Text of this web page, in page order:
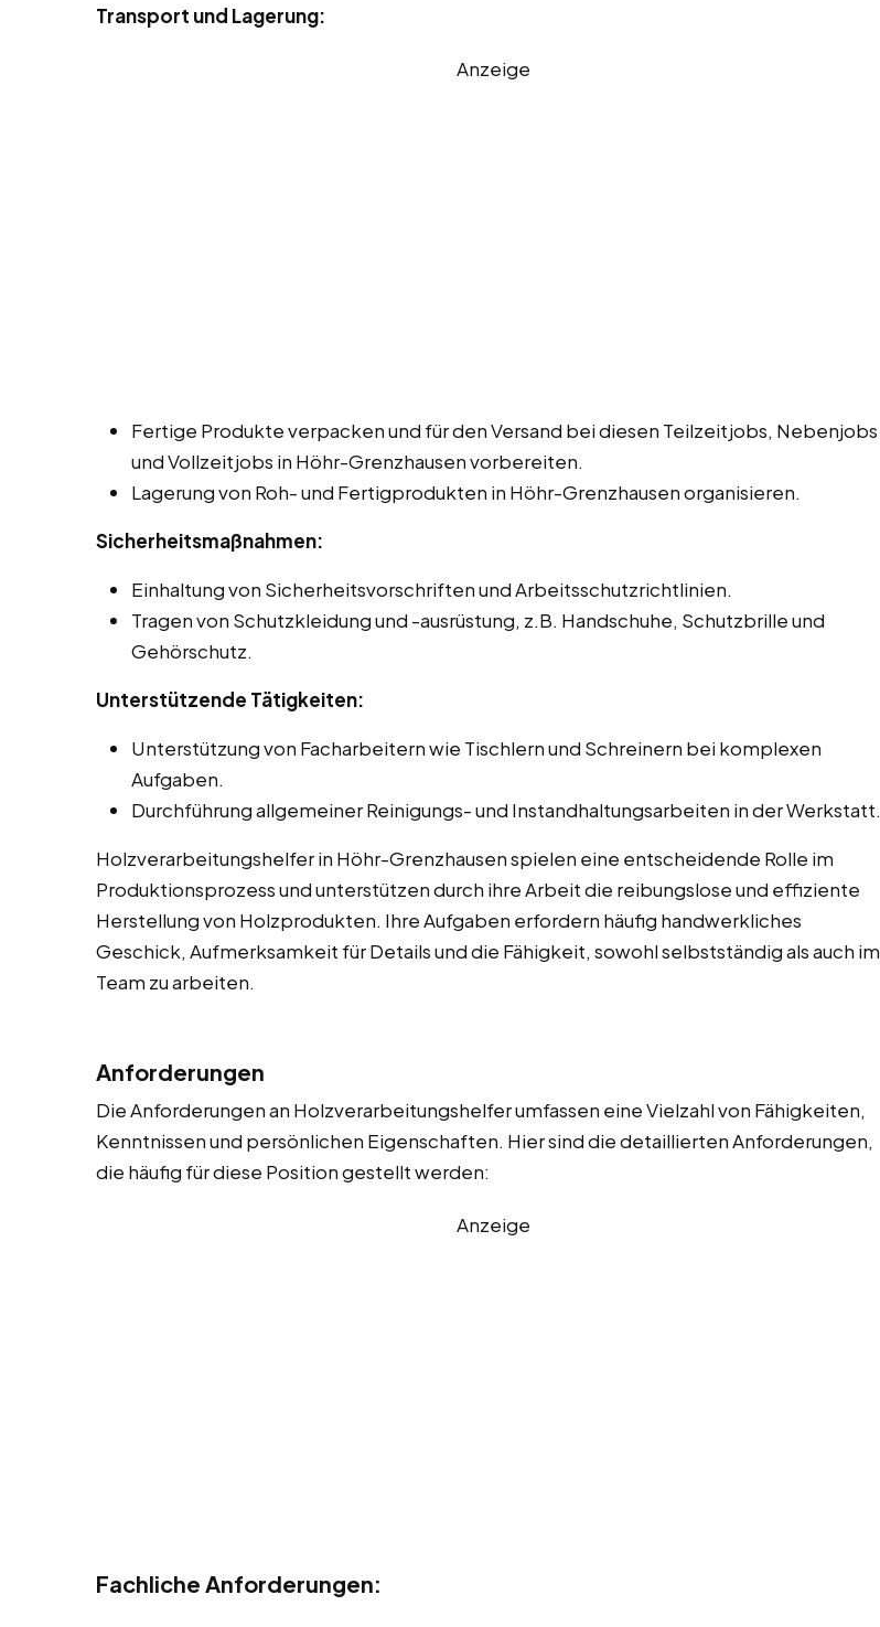
Transport und Lagerung:
Anzeige
Fertige Produkte verpacken und für den Versand bei diesen Teilzeitjobs, Nebenjobs
und Vollzeitjobs in Höhr-Grenzhausen vorbereiten.
Lagerung von Roh- und Fertigprodukten in Höhr-Grenzhausen organisieren.
Sicherheitsmaßnahmen:
Einhaltung von Sicherheitsvorschriften und Arbeitsschutzrichtlinien.
Tragen von Schutzkleidung und -ausrüstung, z.B. Handschuhe, Schutzbrille und
Gehörschutz.
Unterstützende Tätigkeiten:
Unterstützung von Facharbeitern wie Tischlern und Schreinern bei komplexen
Aufgaben.
Durchführung allgemeiner Reinigungs- und Instandhaltungsarbeiten in der Werkstatt.
Holzverarbeitungshelfer in Höhr-Grenzhausen spielen eine entscheidende Rolle im
Produktionsprozess und unterstützen durch ihre Arbeit die reibungslose und effiziente
Herstellung von Holzprodukten. Ihre Aufgaben erfordern häufig handwerkliches
Geschick, Aufmerksamkeit für Details und die Fähigkeit, sowohl selbstständig als auch im
Team zu arbeiten.
Anforderungen
Die Anforderungen an Holzverarbeitungshelfer umfassen eine Vielzahl von Fähigkeiten,
Kenntnissen und persönlichen Eigenschaften. Hier sind die detaillierten Anforderungen,
die häufig für diese Position gestellt werden:
Anzeige
Fachliche Anforderungen: